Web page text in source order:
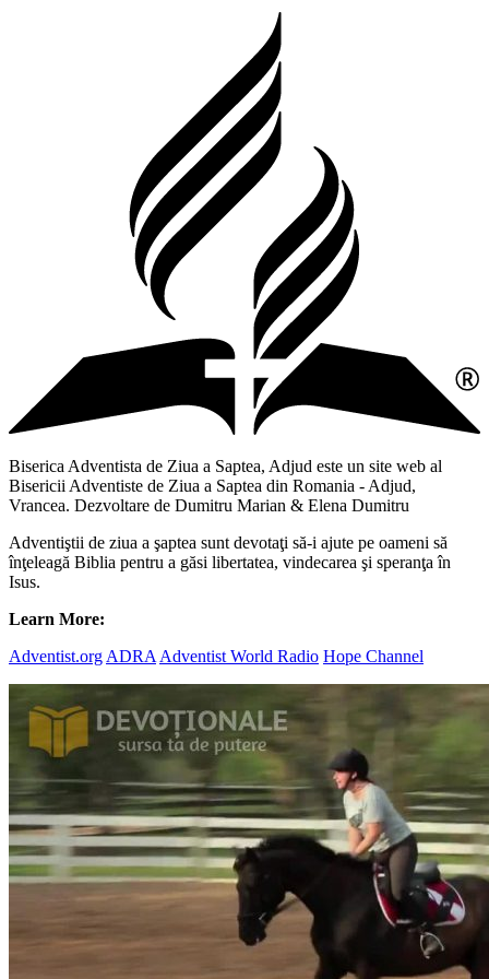
Biserica Adventista de Ziua a Saptea, Adjud este un site web al
Bisericii Adventiste de Ziua a Saptea din Romania - Adjud,
Vrancea. Dezvoltare de Dumitru Marian & Elena Dumitru
Adventiştii de ziua a şaptea sunt devotaţi să-i ajute pe oameni să
înţeleagă Biblia pentru a găsi libertatea, vindecarea şi speranţa în
Isus.
Learn More:
Adventist.org ADRA Adventist World Radio Hope Channel